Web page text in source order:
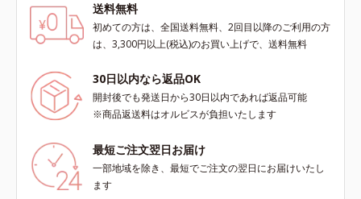
送料無料
初めての方は、全国送料無料、2回目以降のご利用の方
は、3,300円以上(税込)のお買い上げで、送料無料
30日以内なら返品OK
開封後でも発送日から30日以内であれば返品可能
※商品返送料はオルビスが負担いたします
最短ご注文翌日お届け
一部地域を除き、最短でご注文の翌日にお届けいたし
ます